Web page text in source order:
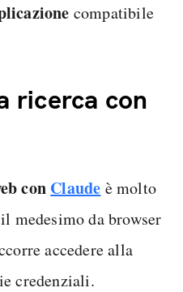
compatibile
ricerca con
con Claude è molto
medesimo da browser
accedere alla
credenziali.